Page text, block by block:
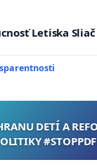
Letiska Sliač
DETÍ A